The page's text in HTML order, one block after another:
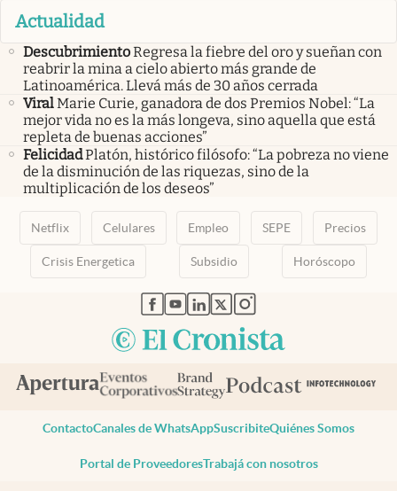
Actualidad
DescubrimientoRegresa la fiebre del oro y sueñan con
reabrir la mina a cielo abierto más grande de
Latinoamérica. Llevá más de 30 años cerrada
ViralMarie Curie, ganadora de dos Premios Nobel: “La
mejor vida no es la más longeva, sino aquella que está
repleta de buenas acciones”
FelicidadPlatón, histórico filósofo: “La pobreza no viene
de la disminución de las riquezas, sino de la
multiplicación de los deseos”
Netflix Celulares Empleo SEPE Precios
Crisis Energetica Subsidio Horóscopo
abre en nueva pestaña
abre en nueva pestaña
abre en nueva pestaña
abre en nueva pestaña
abre en nueva pestaña
ContactoCanales de WhatsAppSuscribiteQuiénes Somos
Portal de ProveedoresTrabajá con nosotros